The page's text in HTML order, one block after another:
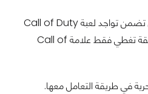
خلال المحاكمات والجلسات قبل إتمام صفقة الاستحواذ، اضطرت إكس بوكس إلى عقد صفقات مع شركات الألعاب الأخرى تضمن تواجد لعبة Call of Duty
على جميع المنصات لمدة 10 أعوام قادمة، ولكن في نفس الوقت العملاق الأخضر كان صريح وصارم وأكد على أن هذه الصفقة تغطي فقط علامة Call of